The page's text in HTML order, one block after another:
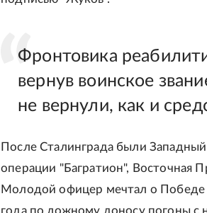
Фронтовика
вернув воинское
не вернули, как и
После Сталинграда были
операции "Багратион", Восточная
Молодой офицер мечтал о Победе